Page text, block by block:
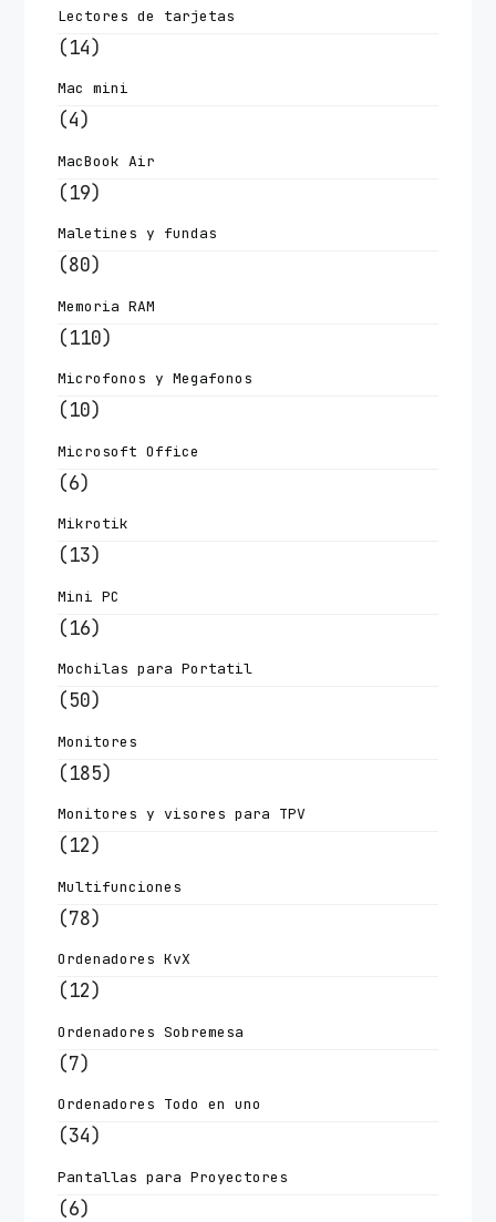
Lectores de tarjetas
(14)
Mac mini
(4)
MacBook Air
(19)
Maletines y fundas
(80)
Memoria RAM
(110)
Microfonos y Megafonos
(10)
Microsoft Office
(6)
Mikrotik
(13)
Mini PC
(16)
Mochilas para Portatil
(50)
Monitores
(185)
Monitores y visores para TPV
(12)
Multifunciones
(78)
Ordenadores KvX
(12)
Ordenadores Sobremesa
(7)
Ordenadores Todo en uno
(34)
Pantallas para Proyectores
(6)